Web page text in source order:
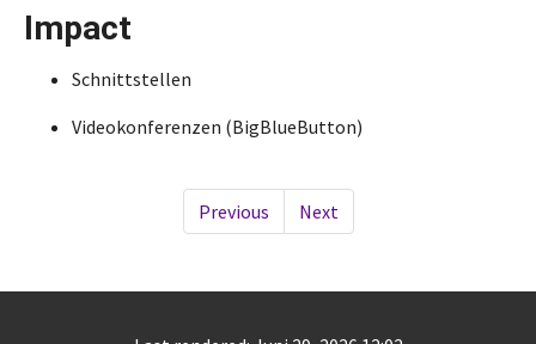
Impact
Schnittstellen
Videokonferenzen (BigBlueButton)
Previous Next